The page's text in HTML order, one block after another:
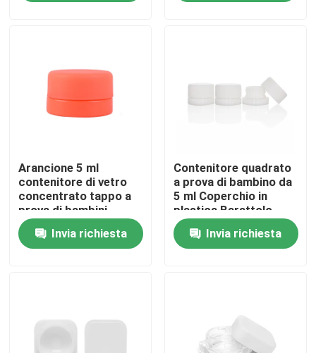
Circa noi
Giro della fabbrica
Controllo di qualità
Contattici
Barattoli di vetro del concentrato
Arancione 5 ml
contenitore di vetro
concentrato tappo a
prova di bambini
Arancione barattolo di
vetro opacoInvia richiesta
Contenitore quadrato
a prova di bambino da
5 ml Coperchio in
plastica Barattolo
concentrato in vetro
da 5 mlInvia richiesta